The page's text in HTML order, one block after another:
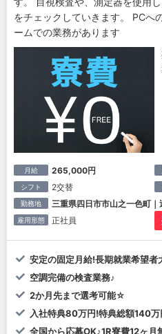
をチェックしていきます。 PCへ
ームでの業務があります
月給 265,000円
シフト 2交替
勤務地 三重県四日市市山之一色町
雇用形態 正社員
安定の固定月給!長期就業希望者
空調完備の検査業務♪
2か月先まで選考可能☆
入社特典80万円!特典総額140万
全国から応募OK♪1R寮費12ヶ月